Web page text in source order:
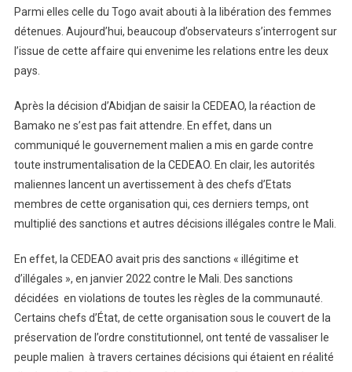
Parmi elles celle du Togo avait abouti à la libération des femmes
détenues. Aujourd’hui, beaucoup d’observateurs s’interrogent sur
l’issue de cette affaire qui envenime les relations entre les deux
pays.
Après la décision d’Abidjan de saisir la CEDEAO, la réaction de
Bamako ne s’est pas fait attendre. En effet, dans un
communiqué le gouvernement malien a mis en garde contre
toute instrumentalisation de la CEDEAO. En clair, les autorités
maliennes lancent un avertissement à des chefs d’Etats
membres de cette organisation qui, ces derniers temps, ont
multiplié des sanctions et autres décisions illégales contre le Mali.
En effet, la CEDEAO avait pris des sanctions « illégitime et
d’illégales », en janvier 2022 contre le Mali. Des sanctions
décidées en violations de toutes les règles de la communauté.
Certains chefs d’État, de cette organisation sous le couvert de la
préservation de l’ordre constitutionnel, ont tenté de vassaliser le
peuple malien à travers certaines décisions qui étaient en réalité